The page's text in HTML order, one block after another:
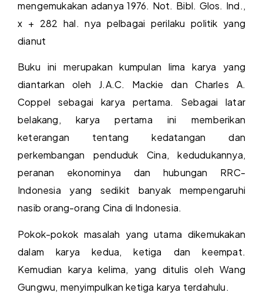
mengemukakan adanya 1976. Not. Bibl. Glos. Ind.,
x + 282 hal. nya pelbagai perilaku politik yang
dianut
Buku ini merupakan kumpulan lima karya yang
diantarkan oleh J.A.C. Mackie dan Charles A.
Coppel sebagai karya pertama. Sebagai latar
belakang, karya pertama ini memberikan
keterangan tentang kedatangan dan
perkembangan penduduk Cina, kedudukannya,
peranan ekonominya dan hubungan RRC-
Indonesia yang sedikit banyak mempengaruhi
nasib orang-orang Cina di Indonesia.
Pokok-pokok masalah yang utama dikemukakan
dalam karya kedua, ketiga dan keempat.
Kemudian karya kelima, yang ditulis oleh Wang
Gungwu, menyimpulkan ketiga karya terdahulu.